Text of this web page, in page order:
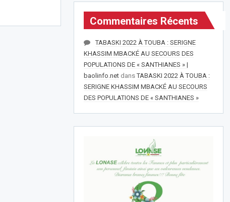
Commentaires Récents
TABASKI 2022 À TOUBA : SERIGNE
KHASSIM MBACKÉ AU SECOURS DES
POPULATIONS DE « SANTHIANES » |
baolinfo.netdansTABASKI 2022 À TOUBA :
SERIGNE KHASSIM MBACKÉ AU SECOURS
DES POPULATIONS DE « SANTHIANES »